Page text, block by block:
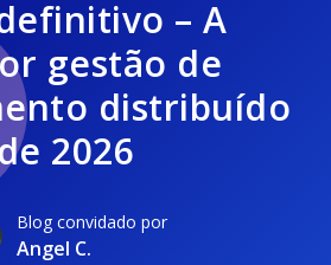
– A
gestão de
distribuído
de 2026
Blog convidado por
Angel C.